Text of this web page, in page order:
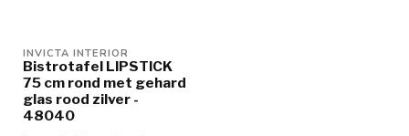
INVICTA INTERIOR
Bistrotafel LIPSTICK
75 cm rond met gehard
glas rood zilver -
48040